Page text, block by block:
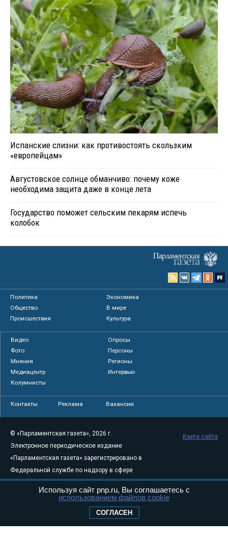
Испанские слизни: как противостоять скользким
«европейцам»
Августовское солнце обманчиво: почему коже
необходима защита даже в конце лета
Государство поможет сельским пекарям испечь
колобок
Политика
Экономика
Общество
В мире
Происшествия
Культура
Видео
Опросы
Фото
Персоны
Мнения
Регионы
Медиацентр
Интервью
Колумнисты
Контакты Реклама Вакансии
© «Парламентская газета», 2026 г.
Электронное периодическое издание
«Парламентская газета» зарегистрировано в
Федеральной службе по надзору в сфере
связи, информационных технологий и
массовых коммуникаций (Роскомнадзор) 05
Свидетельство о регистрации Эл № ФС77-
Карта сайта
Используя сайт pnp.ru, Вы соглашаетесь с
использованием файлов cookie
СОГЛАСЕН